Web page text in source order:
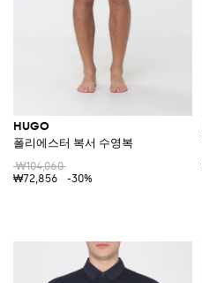
HUGO
폴리에스터 복서 수영복
₩104,060
₩72,856
-30%